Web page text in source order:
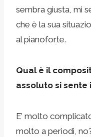
sembra giusta, mi
che è la sua
al pianoforte.
Qual è il
assoluto si sente
E’ molto
molto a periodi,